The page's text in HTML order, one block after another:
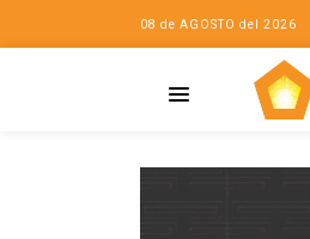
08 de AGOSTO del 2026